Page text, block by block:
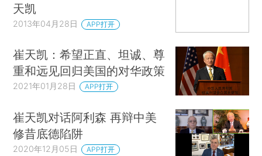
天凯
2013年04月28日 APP打开
崔天凯：希望正直、坦诚、尊
重和远见回归美国的对华政策
2021年01月28日 APP打开
崔天凯对话阿利森 再辩中美
修昔底德陷阱
2020年12月05日 APP打开